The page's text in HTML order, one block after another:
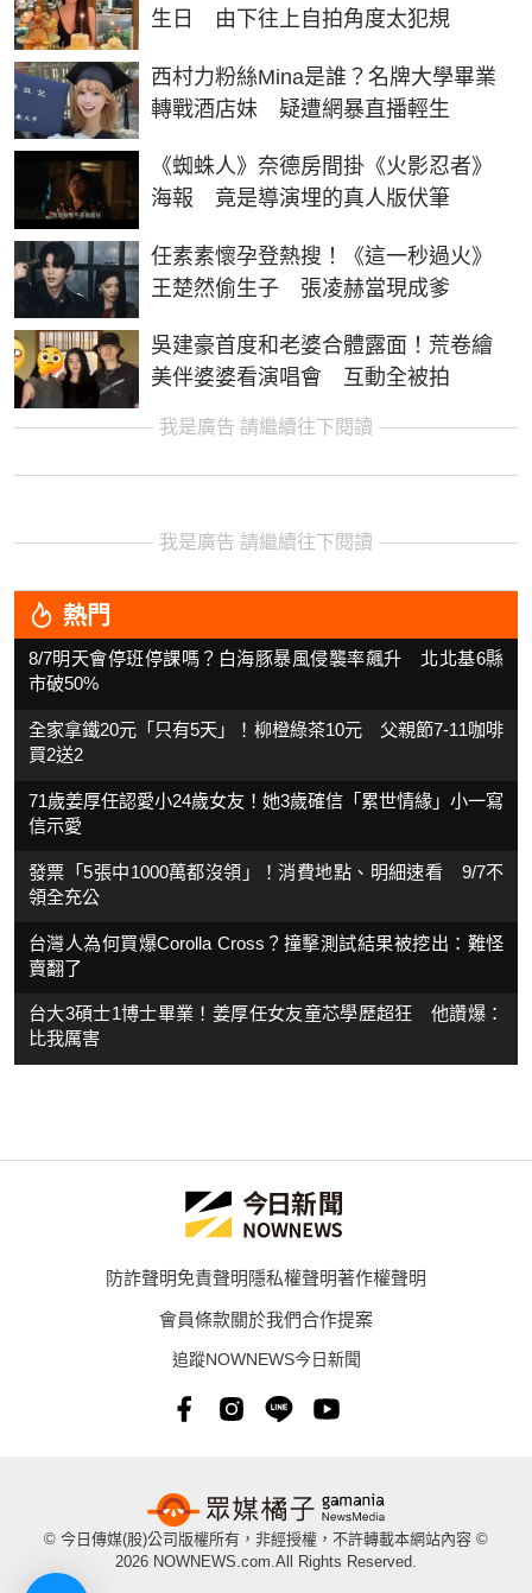
生日 由下往上自拍角度太犯規
西村力粉絲Mina是誰？名牌大學畢業
轉戰酒店妹 疑遭網暴直播輕生
《蜘蛛人》奈德房間掛《火影忍者》
海報 竟是導演埋的真人版伏筆
任素素懷孕登熱搜！《這一秒過火》
王楚然偷生子 張凌赫當現成爹
吳建豪首度和老婆合體露面！荒卷繪
美伴婆婆看演唱會 互動全被拍
我是廣告 請繼續往下閱讀
我是廣告 請繼續往下閱讀
熱門
8/7明天會停班停課嗎？白海豚暴風侵襲率飆升 北北基6縣
市破50%
全家拿鐵20元「只有5天」！柳橙綠茶10元 父親節7-11咖啡
買2送2
71歲姜厚任認愛小24歲女友！她3歲確信「累世情緣」小一寫
信示愛
發票「5張中1000萬都沒領」！消費地點、明細速看 9/7不
領全充公
台灣人為何買爆Corolla Cross？撞擊測試結果被挖出：難怪
賣翻了
台大3碩士1博士畢業！姜厚任女友童芯學歷超狂 他讚爆：
比我厲害
防詐聲明免責聲明隱私權聲明著作權聲明
會員條款關於我們合作提案
追蹤NOWNEWS今日新聞
© 今日傳媒(股)公司版權所有，非經授權，不許轉載本網站內容 ©
2026 NOWNEWS.com.All Rights Reserved.